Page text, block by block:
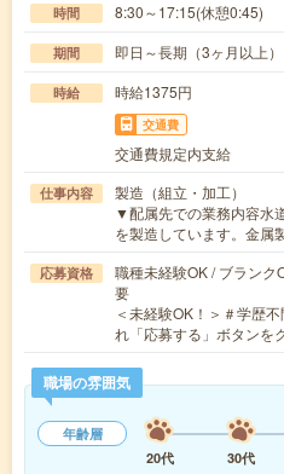
時間 8:30～17:15(休憩0:45)
期間 即日～長期（3ヶ月以上
時給 時給1375円
交通費
交通費規定内支給
仕事内容
製造（組立・加工）
▼配属先での業務内容水
を製造しています。金
応募資格
職種未経験OK / ブランク
要
＜未経験OK！＞＃学歴
れ「応募する」ボタン
職場の雰囲気
年齢層
20代
30代